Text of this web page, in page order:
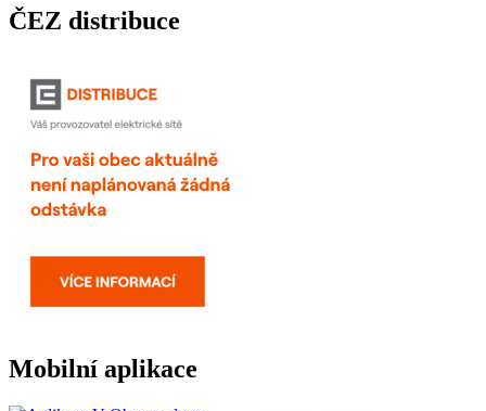
ČEZ distribuce
Mobilní aplikace